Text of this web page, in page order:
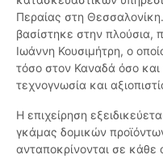
Περαίας στη
βασίστηκε στην πλούσια,
Ιωάννη Κουσιμήτρη, ο
τόσο στον Καναδά όσο
τεχνογνωσία και
Η επιχείρηση
γκάμας δομικών
ανταποκρίνονται σε κάθε